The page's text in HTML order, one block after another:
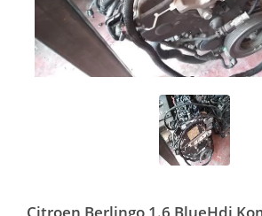
Citroen Berlingo 1.6 BlueHdi